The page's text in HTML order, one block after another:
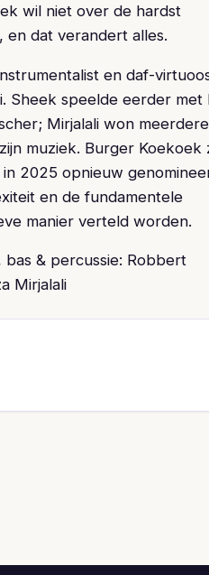
wil niet over de hardst
en dat verandert alles.
en daf-
Sheek speelde eerder met
Mirjalali won meerdere
muziek. Burger Koekoek
2025 opnieuw
en de fundamentele
manier verteld worden.
& percussie: Robbert
Mirjalali